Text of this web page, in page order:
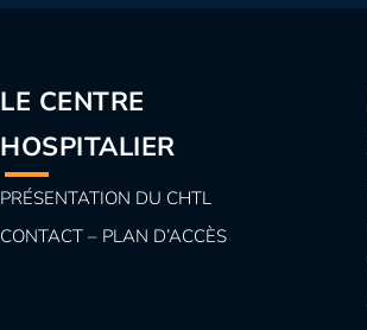
LE CENTRE
HOSPITALIER
PRÉSENTATION DU CHTL
CONTACT – PLAN D’ACCÈS